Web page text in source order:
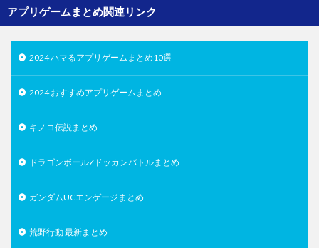
アプリゲームまとめ関連リンク
2024 ハマるアプリゲームまとめ10選
2024 おすすめアプリゲームまとめ
キノコ伝説まとめ
ドラゴンボールZドッカンバトルまとめ
ガンダムUCエンゲージまとめ
荒野行動 最新まとめ